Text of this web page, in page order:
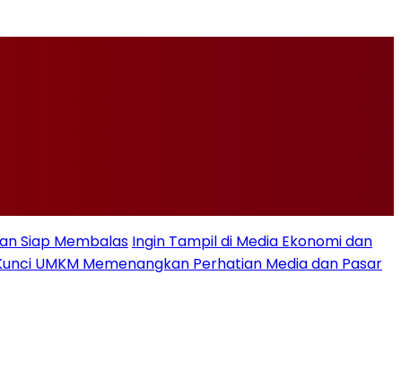
Siap Membalas Ingin Tampil di Media Ekonomi dan
UMKM Memenangkan Perhatian Media dan Pasar